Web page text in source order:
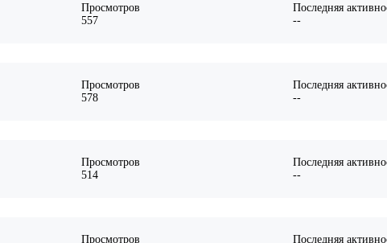
Просмотров
557
Последняя
--
Просмотров
578
Последняя
--
Просмотров
514
Последняя
--
Просмотров
Последняя